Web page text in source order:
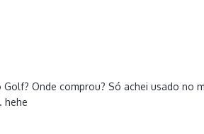
Onde comprou? Só achei usado no
hehe